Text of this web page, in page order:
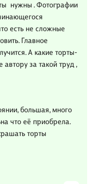
нужны . Фотографии
есть не сложные
Главное
А какие торты-
за такой труд ,
большая, много
что её приобрела.
торты